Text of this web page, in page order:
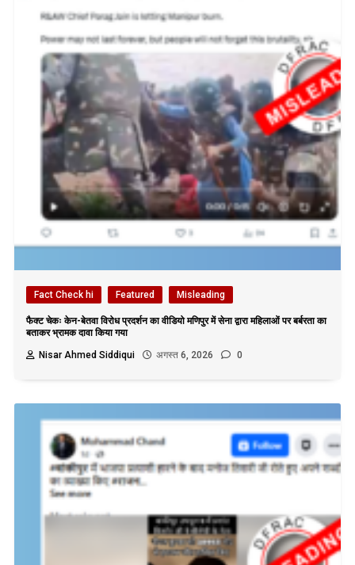
Fact Check hi Featured Misleading
फैक्ट चेकः केन-बेतवा विरोध प्रदर्शन का वीडियो मणिपुर में सेना द्वारा महिलाओं पर बर्बरता का
बताकर भ्रामक दावा किया गया
Nisar Ahmed Siddiqui
अगस्त 6, 2026 0